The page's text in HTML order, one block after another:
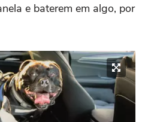
e baterem em algo, por